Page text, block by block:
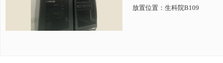
放置位置：生科院B109